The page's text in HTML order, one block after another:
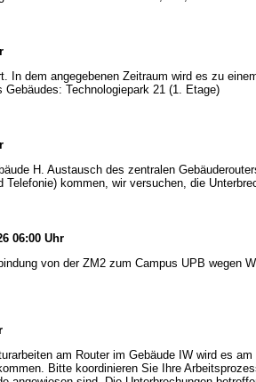
In dem angegebenen Zeitraum wird es zu
Technologiepark 21 (1. Etage)
H. Austausch des zentralen
Telefonie) kommen, wir versuchen, die
06:00 Uhr
von der ZM2 zum Campus UPB wegen
am Router im Gebäude IW wird es
Bitte koordinieren Sie Ihre